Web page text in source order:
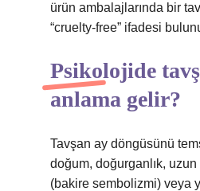
ürün ambalajlarında bir
“cruelty-free” ifadesi
Psikolojide
anlama gelir?
Tavşan ay döngüsünü
doğum, doğurganlık, uzun
(bakire sembolizmi) veya